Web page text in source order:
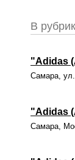
В
"Adidas
Самара,
"Adidas
Самара,